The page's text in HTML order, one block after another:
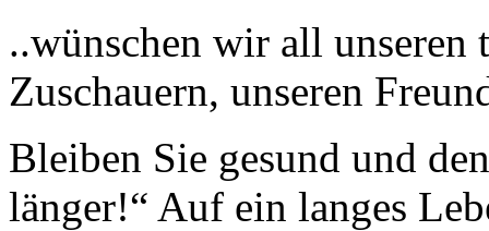
..wünschen wir all unseren
Zuschauern, unseren
Bleiben Sie gesund und
länger!“ Auf ein langes